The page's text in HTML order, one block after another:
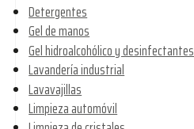
Detergentes
Gel de manos
Gel hidroalcohólico y desinfectantes
Lavandería industrial
Lavavajillas
Limpieza automóvil